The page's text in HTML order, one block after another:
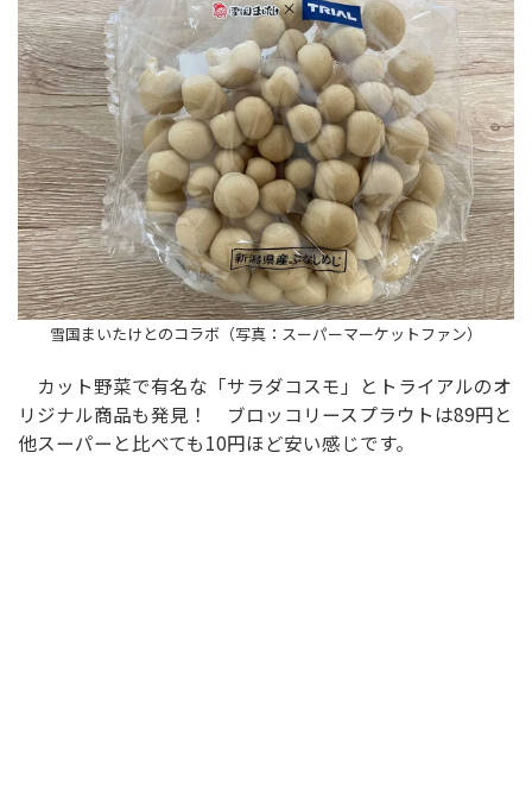
雪国まいたけとのコラボ（写真：スーパーマーケットファン）
カット野菜で有名な「サラダコスモ」とトライアルのオ
リジナル商品も発見！ ブロッコリースプラウトは89円と
他スーパーと比べても10円ほど安い感じです。